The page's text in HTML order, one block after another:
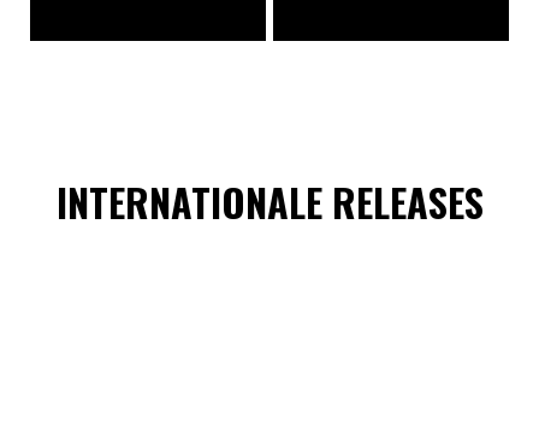
INTERNATIONALE RELEASES